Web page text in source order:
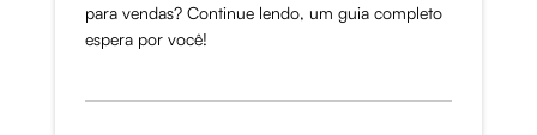
para vendas? Continue lendo, um guia completo
espera por você!